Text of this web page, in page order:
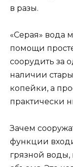
в разы.
«Серая» вода
помощи
соорудить за
наличии
копейки, а
практически
Зачем
функции
грязной воды,